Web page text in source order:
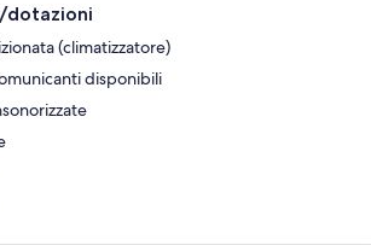
dotazioni
(climatizzatore)
disponibili